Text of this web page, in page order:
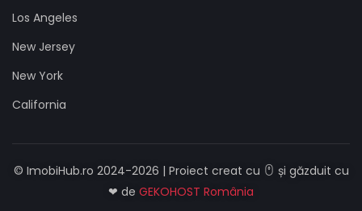
Los Angeles
New Jersey
New York
California
© ImobiHub.ro 2024-2026 | Proiect creat cu
și găzduit cu
❤ de GEKOHOST România